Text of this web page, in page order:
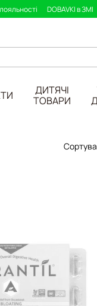
DOBAVKI в ЗМІ
ДИТЯЧІ
ТОВАРИ